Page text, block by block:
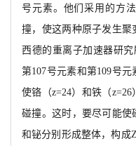
号元素。他们采用的方
撞，使这两种原子发生聚
西德的重离子加速器研究
第107号元素和第109号
使铬（z=24）和铁（z=26
碰撞。这时， 要尽可能使
和铋分别形成整体，构成